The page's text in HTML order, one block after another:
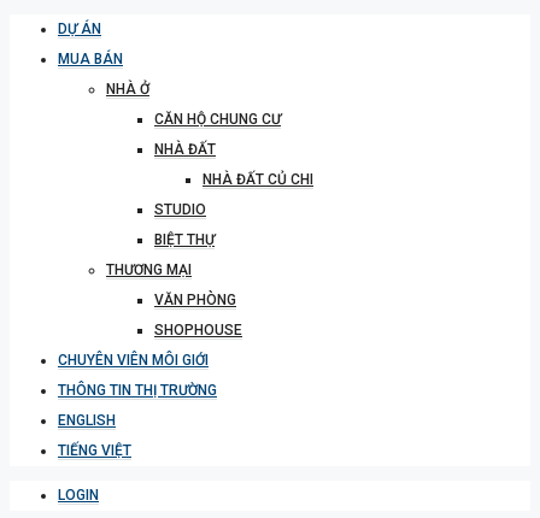
DỰ ÁN
MUA BÁN
NHÀ Ở
CĂN HỘ CHUNG CƯ
NHÀ ĐẤT
NHÀ ĐẤT CỦ CHI
STUDIO
BIỆT THỰ
THƯƠNG MẠI
VĂN PHÒNG
SHOPHOUSE
CHUYÊN VIÊN MÔI GIỚI
THÔNG TIN THỊ TRƯỜNG
ENGLISH
TIẾNG VIỆT
LOGIN